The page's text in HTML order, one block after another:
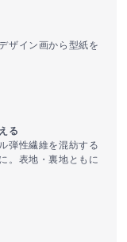
ザイン画から型紙を
る
弾性繊維を混紡する
。表地・裏地ともに